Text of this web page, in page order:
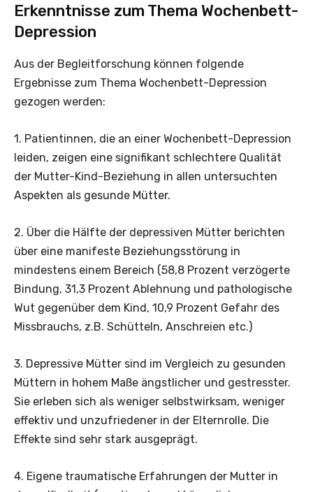
Erkenntnisse zum Thema Wochenbett-
Depression
Aus der Begleitforschung können folgende
Ergebnisse zum Thema Wochenbett-Depression
gezogen werden:
1. Patientinnen, die an einer Wochenbett-Depression
leiden, zeigen eine signifikant schlechtere Qualität
der Mutter-Kind-Beziehung in allen untersuchten
Aspekten als gesunde Mütter.
2. Über die Hälfte der depressiven Mütter berichten
über eine manifeste Beziehungsstörung in
mindestens einem Bereich (58,8 Prozent verzögerte
Bindung, 31,3 Prozent Ablehnung und pathologische
Wut gegenüber dem Kind, 10,9 Prozent Gefahr des
Missbrauchs, z.B. Schütteln, Anschreien etc.)
3. Depressive Mütter sind im Vergleich zu gesunden
Müttern in hohem Maße ängstlicher und gestresster.
Sie erleben sich als weniger selbstwirksam, weniger
effektiv und unzufriedener in der Elternrolle. Die
Effekte sind sehr stark ausgeprägt.
4. Eigene traumatische Erfahrungen der Mutter in